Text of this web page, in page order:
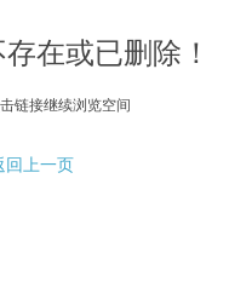
在或已删除！
链接继续浏览空间
回上一页